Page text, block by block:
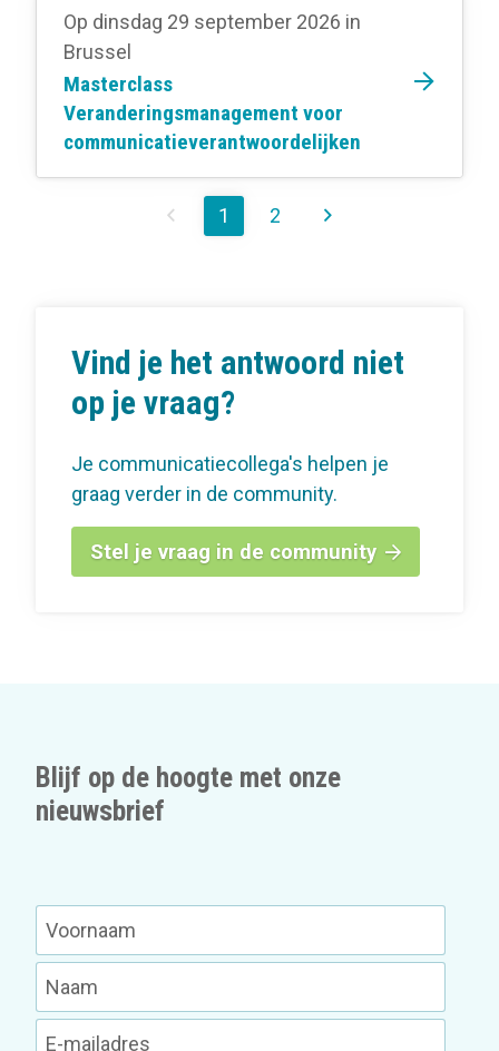
Op dinsdag 29 september 2026 in
Brussel
Masterclass
Veranderingsmanagement voor
communicatieverantwoordelijken
1 2
Vind je het antwoord niet
op je vraag?
Je communicatiecollega's helpen je
graag verder in de community.
Stel je vraag in de community
Blijf op de hoogte met onze
nieuwsbrief